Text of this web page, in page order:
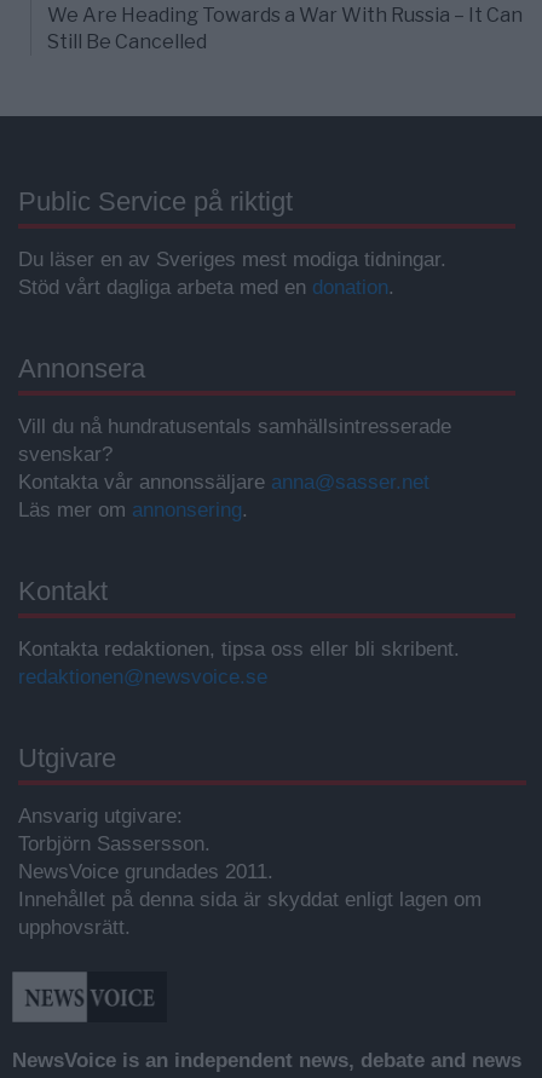
We Are Heading Towards a War With Russia – It Can
Still Be Cancelled
Public Service på riktigt
Du läser en av Sveriges mest modiga tidningar.
Stöd vårt dagliga arbeta med en donation.
Annonsera
Vill du nå hundratusentals samhällsintresserade
svenskar?
Kontakta vår annonssäljare anna@sasser.net
Läs mer om annonsering.
Kontakt
Kontakta redaktionen, tipsa oss eller bli skribent.
redaktionen@newsvoice.se
Utgivare
Ansvarig utgivare:
Torbjörn Sassersson.
NewsVoice grundades 2011.
Innehållet på denna sida är skyddat enligt lagen om
upphovsrätt.
NewsVoice is an independent news, debate and news